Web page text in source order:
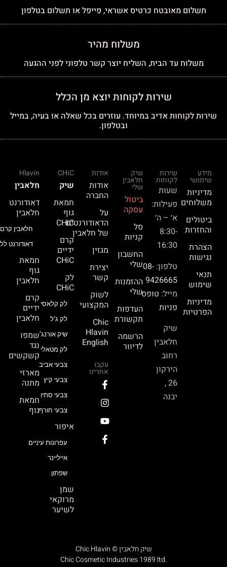
תשלום מאובטח כרטיס אשראי, פייפל או תשלום בטלפון
משלוח מהיר
משלוח עד הבית, השליח יוצר קשר טלפוני לפני ההגעה
שירות לקוחות יוצא מן הכלל
שירות לקוחות אדיב במיוחד. עוזרים בכל שאלה או בעיה, במייל
ובטלפון.
מידע
שימושי
מדיניות
משלוחים
ביטולים
והחזרות
הצהרת
נגישות
תנאי
שימוש
מדיניות
הפרטיות
שירות
לקוחות
שעות
פעילות:
א׳ – ה׳
8:30-
16:30
טלפון: 08-
9426665
מייל: טופס
פניות
שיק
חלאבין
רחוב
הירקון
26 ,
יבנה
שיק
חלאבין
שלי
ביטול
עסקה
סל
קניות
החשבון
שלי
ההזמנות
שלי
העדפות
תקשורת
הרשמה
לדיוור
אודות
אודות
החברה
על
הדאודורנטים
של חלאבין
מגזין
יצירת
קשר
לשוק
המקצועי
Chic
Hlavin
English
עקבו
אחרינו
CHiC
שיק
חמאת
גוף
CHiC
קרם
ידיים
CHiC
לק
CHiC
לק קלאסי
לק ג’ל
שיק אורנג’
לק מטאלי
צבעי אביב
צבעי קיץ
צבעי סתיו
צבעי חורף
איפור
עפרונות עיניים
אייליינר
שפתון
שמן
מרוקאי
לשיער
Hlavin
חלאבין
דאודורנט
חלאבין
חלאבין
דאודורנט
חמאת
גוף
חלאבין
קרם
ידיים
חלאבין
שמפו
נגד
קשקשים
מארזי
מתנה
חמאת
גוף
Chic Hlavin © שיק חלאבין
Chic Cosmetic Industries 1989 ltd.